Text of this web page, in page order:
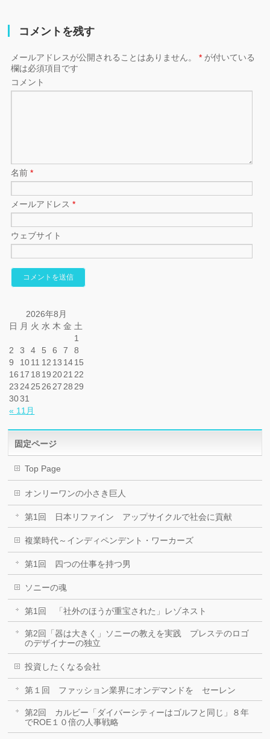
コメントを残す
メールアドレスが公開されることはありません。 * が付いている
欄は必須項目です
コメント
名前*
メールアドレス*
ウェブサイト
2026年8月
日 月 火 水 木 金 土
« 11月
1
2
3 4 5 6 7
8
9
1011 12 13 1415
16 17 18 19 2021 22
23 2425 26 27 28 29
3031
固定ページ
Top Page
オンリーワンの小さき巨人
第1回 日本リファイン アップサイクルで社会に貢献
複業時代～インディペンデント・ワーカーズ
第1回 四つの仕事を持つ男
ソニーの魂
第1回 「社外のほうが重宝された」レゾネスト
第2回「器は大きく」ソニーの教えを実践 プレステのロゴ
のデザイナーの独立
投資したくなる会社
第１回 ファッション業界にオンデマンドを セーレン
第2回 カルビー「ダイバーシティーはゴルフと同じ」８年
でROE１０倍の人事戦略